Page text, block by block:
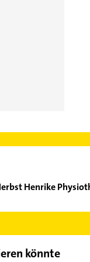
Wie kann
könnte